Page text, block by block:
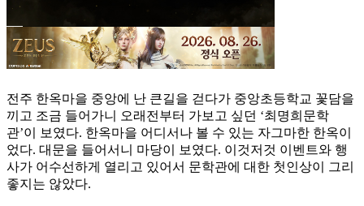
전주 한옥마을 중앙에 난 큰길을 걷다가 중앙초등학교 꽃담을
끼고 조금 들어가니 오래전부터 가보고 싶던 ‘최명희문학
관’이 보였다. 한옥마을 어디서나 볼 수 있는 자그마한 한옥이
었다. 대문을 들어서니 마당이 보였다. 이것저것 이벤트와 행
사가 어수선하게 열리고 있어서 문학관에 대한 첫인상이 그리
좋지는 않았다.